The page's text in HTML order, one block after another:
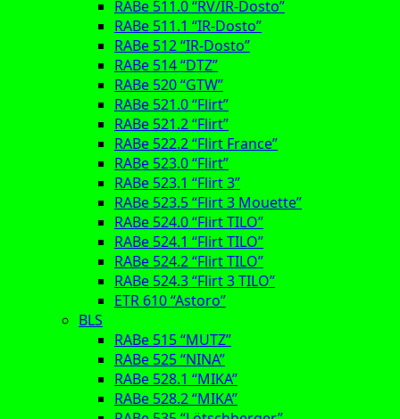
RABe 511.0 “RV/IR-Dosto”
RABe 511.1 “IR-Dosto”
RABe 512 “IR-Dosto”
RABe 514 “DTZ”
RABe 520 “GTW”
RABe 521.0 “Flirt”
RABe 521.2 “Flirt”
RABe 522.2 “Flirt France”
RABe 523.0 “Flirt”
RABe 523.1 “Flirt 3”
RABe 523.5 “Flirt 3 Mouette”
RABe 524.0 “Flirt TILO”
RABe 524.1 “Flirt TILO”
RABe 524.2 “Flirt TILO”
RABe 524.3 “Flirt 3 TILO”
ETR 610 “Astoro”
BLS
RABe 515 “MUTZ”
RABe 525 “NINA”
RABe 528.1 “MIKA”
RABe 528.2 “MIKA”